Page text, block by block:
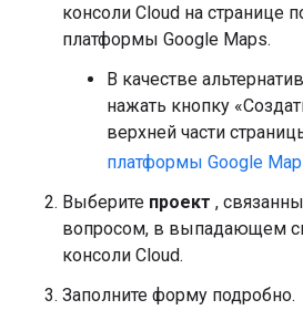
консоли Cloud на странице
платформы Google Maps.
В качестве
нажать кнопку
верхней части
платформы Google
Выберите проект ,
вопросом, в выпадающем
консоли Cloud.
Заполните форму подробно.